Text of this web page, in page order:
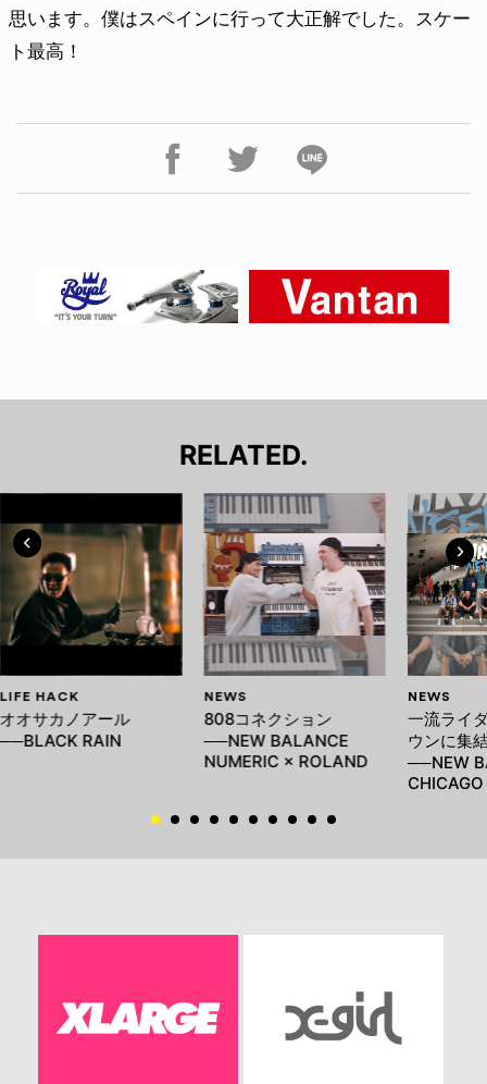
思います。僕はスペインに行って大正解でした。スケー
ト最高！
RELATED.
LIFE HACK
オオサカノアール
──BLACK RAIN
NEWS
808コネクション
──NEW BALANCE
NUMERIC × ROLAND
NEWS
一流ライ
ウンに集
──NEW
CHICAGO